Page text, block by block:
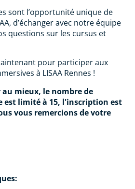
sont l’opportunité unique de
d’échanger avec notre équipe
questions sur les cursus et
pour participer aux
à LISAA Rennes !
mieux, le nombre de
est limité à 15, l'inscription est
vous remercions de votre